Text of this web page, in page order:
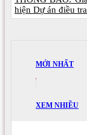
hiện Dự án điều
MỚI NHẤT
XEM NHIỀU